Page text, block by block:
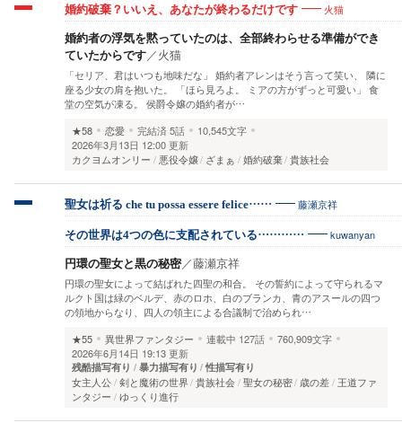
婚約破棄？いいえ、あなたが終わるだけです 火猫
婚約者の浮気を黙っていたのは、全部終わらせる準備ができ
ていたからです／火猫
「セリア、君はいつも地味だな」 婚約者アレンはそう言って笑い、 隣に
座る少女の肩を抱いた。 「ほら見ろよ。 ミアの方がずっと可愛い」 食
堂の空気が凍る。 侯爵令嬢の婚約者が…
★58
恋愛 完結済5話
10,545文字
2026年3月13日 12:00 更新
カクヨムオンリー
悪役令嬢 ざまぁ 婚約破棄 貴族社会
聖女は祈る che tu possa essere felice…… 藤瀬京祥
その世界は4つの色に支配されている………… kuwanyan
円環の聖女と黒の秘密／藤瀬京祥
円環の聖女によって結ばれた四聖の和合。 その誓約によって守られるマ
ルクト国は緑のベルデ、赤のロホ、白のブランカ、青のアスールの四つ
の領地からなり、四人の領主による合議制で治められ…
★55
異世界ファンタジー 連載中 127話
760,909文字
2026年6月14日 19:13 更新
残酷描写有り 暴力描写有り 性描写有り
女主人公 剣と魔術の世界 貴族社会 聖女の秘密 歳の差
王道ファ
ンタジー
ゆっくり進行